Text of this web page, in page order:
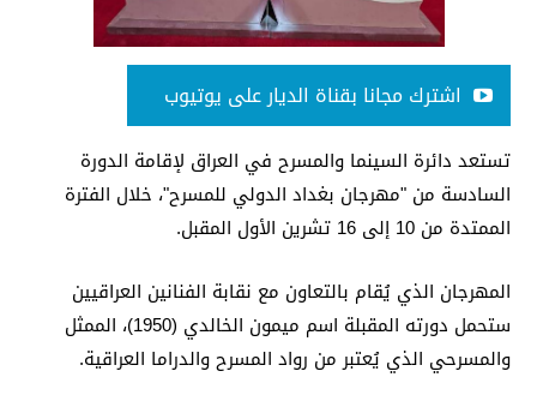
اشترك مجانا بقناة الديار على يوتيوب
تستعد دائرة السينما والمسرح في العراق لإقامة الدورة
السادسة من "مهرجان بغداد الدولي للمسرح"، خلال الفترة
الممتدة من 10 إلى 16 تشرين الأول المقبل.
المهرجان الذي يُقام بالتعاون مع نقابة الفنانين العراقيين
ستحمل دورته المقبلة اسم ميمون الخالدي (1950)، الممثل
والمسرحي الذي يُعتبر من رواد المسرح والدراما العراقية.